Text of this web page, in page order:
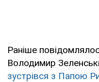
Раніше
Володимир
зустрівся з Папою